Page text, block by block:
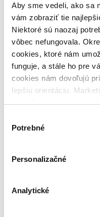
Aby sme vedeli, ako sa
vám zobraziť tie
Niektoré sú naozaj
vôbec nefungovala.
cookies, ktoré nám
funguje, a stále ho pre
cookies nám dovoľujú
lepšiu orientáciu.
umožňujú zobrazenie
keby sme mohli
súhlasu
Potrebné
Personalizačné
Analytické